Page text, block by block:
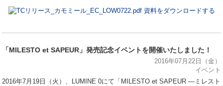
資料をダウンロードする
「MILESTO et SAPEUR」発売記念イベントを開催いたしました！
2016年07月22日（金）
イベント
2016年7月19日（火）、LUMINE 0にて「MILESTO et SAPEUR ―ミレスト